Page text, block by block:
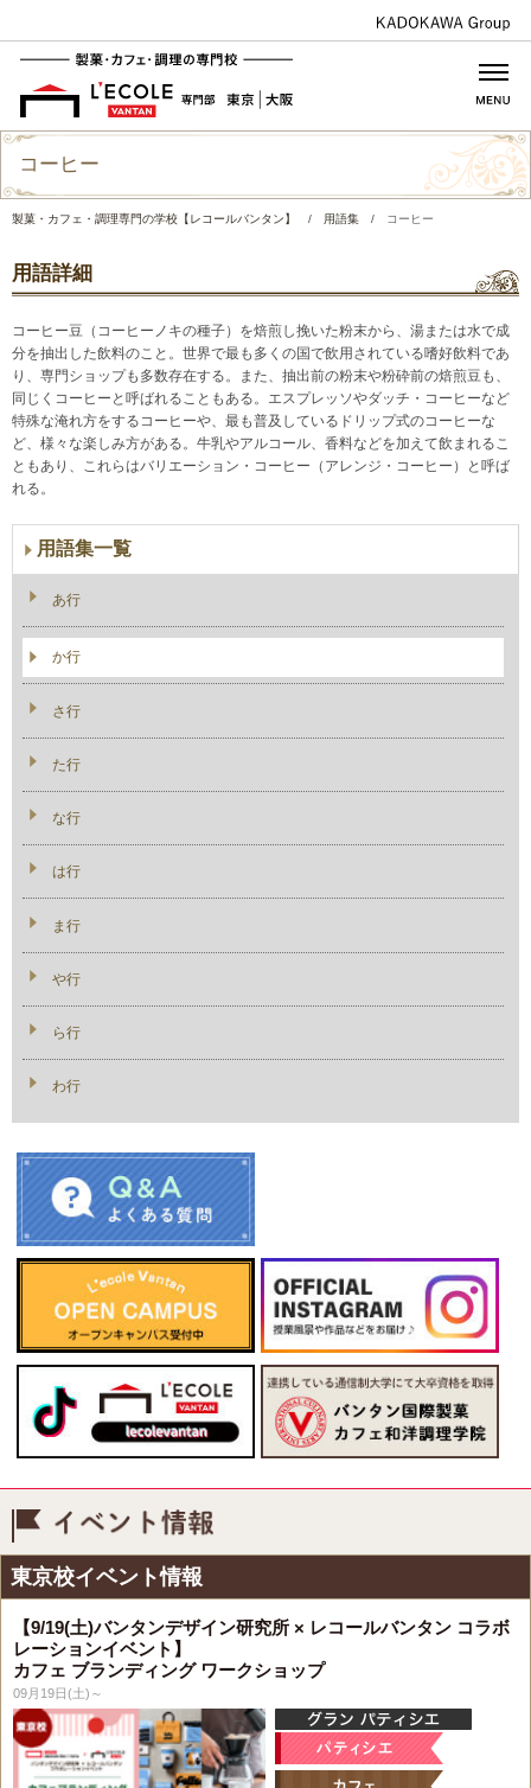
コーヒー
製菓・カフェ・調理専門の学校【レコールバンタン】 / 用語集 / コーヒー
用語詳細
コーヒー豆（コーヒーノキの種子）を焙煎し挽いた粉末から、湯または水で成
分を抽出した飲料のこと。世界で最も多くの国で飲用されている嗜好飲料であ
り、専門ショップも多数存在する。また、抽出前の粉末や粉砕前の焙煎豆も、
同じくコーヒーと呼ばれることもある。エスプレッソやダッチ・コーヒーなど
特殊な淹れ方をするコーヒーや、最も普及しているドリップ式のコーヒーな
ど、様々な楽しみ方がある。牛乳やアルコール、香料などを加えて飲まれるこ
ともあり、これらはバリエーション・コーヒー（アレンジ・コーヒー）と呼ば
れる。
用語集一覧
あ行
か行
さ行
た行
な行
は行
ま行
や行
ら行
わ行
東京校イベント情報
【9/19(土)バンタンデザイン研究所 × レコールバンタン コラボ
レーションイベント】
カフェ ブランディング ワークショップ
09月19日(土)～